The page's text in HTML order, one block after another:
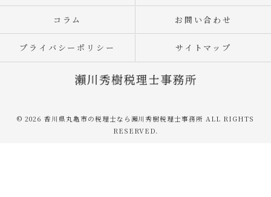
コラム お問い合わせ
プライバシーポリシー サイトマップ
© 2026 香川県丸亀市の税理士なら瀨川秀樹税理士事務所 ALL RIGHTS
RESERVED.